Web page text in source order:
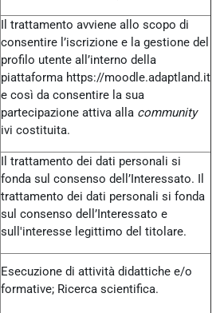
Il trattamento avviene allo scopo di
consentire l’iscrizione e la gestione del
profilo utente all’interno della
piattaforma https://moodle.adaptland.it
e così da consentire la sua
partecipazione attiva alla community
ivi costituita.
Il trattamento dei dati personali si
fonda sul consenso dell’Interessato. Il
trattamento dei dati personali si fonda
sul consenso dell’Interessato e
sull'interesse legittimo del titolare.
Esecuzione di attività didattiche e/o
formative; Ricerca scientifica.